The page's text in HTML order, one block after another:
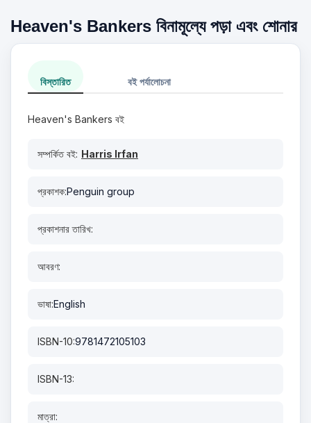
Heaven's Bankers বিনামূল্যে পড়া এবং শোনার
বিস্তারিত বই পর্যালোচনা
Heaven's Bankers বই
সম্পর্কিত বই: Harris Irfan
প্রকাশক:Penguin group
প্রকাশনার তারিখ:
আবরণ:
ভাষা:English
ISBN-10:9781472105103
ISBN-13:
মাত্রা: